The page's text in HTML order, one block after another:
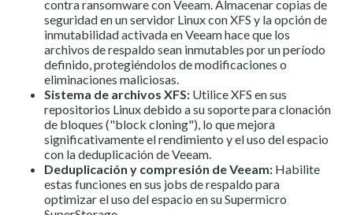
contra ransomware con Veeam. Almacenar copias de
seguridad en un servidor Linux con XFS y la opción de
inmutabilidad activada en Veeam hace que los
archivos de respaldo sean inmutables por un período
definido, protegiéndolos de modificaciones o
eliminaciones maliciosas.
Sistema de archivos XFS: Utilice XFS en sus
repositorios Linux debido a su soporte para clonación
de bloques ("block cloning"), lo que mejora
significativamente el rendimiento y el uso del espacio
con la deduplicación de Veeam.
Deduplicación y compresión de Veeam: Habilite
estas funciones en sus jobs de respaldo para
optimizar el uso del espacio en su Supermicro